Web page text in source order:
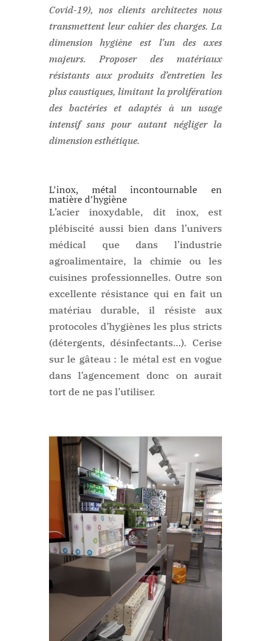
Covid-19), nos clients architectes nous
transmettent leur cahier des charges. La
dimension hygiène est l’un des axes
majeurs. Proposer des matériaux
résistants aux produits d’entretien les
plus caustiques, limitant la prolifération
des bactéries et adaptés à un usage
intensif sans pour autant négliger la
dimension esthétique.
L’inox, métal incontournable en
matière d’hygiène
L’acier inoxydable, dit inox, est
plébiscité aussi bien dans l’univers
médical que dans l’industrie
agroalimentaire, la chimie ou les
cuisines professionnelles. Outre son
excellente résistance qui en fait un
matériau durable, il résiste aux
protocoles d’hygiènes les plus stricts
(détergents, désinfectants…). Cerise
sur le gâteau : le métal est en vogue
dans l’agencement donc on aurait
tort de ne pas l’utiliser.